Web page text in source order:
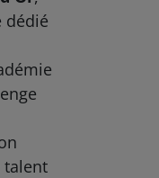
dédié
talent